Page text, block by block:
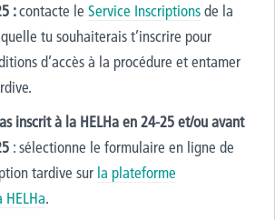
:contacte le Service Inscriptionsde la
tu souhaiterais t’inscrire pour
d’accès à la procédure et entamer
inscrit à la HELHa en 24-25 et/ou avant
: sélectionne le formulaire en ligne de
tardive sur la plateforme
.